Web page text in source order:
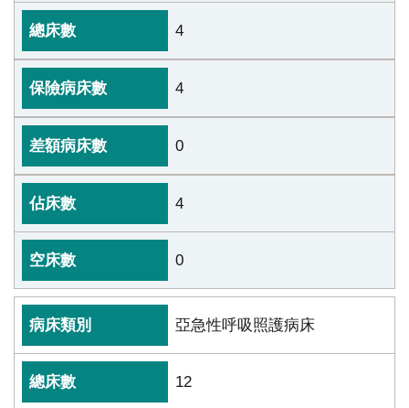
4
4
0
4
0
亞急性呼吸照護病床
12